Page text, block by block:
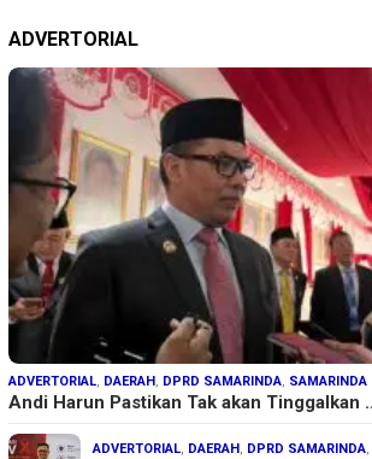
ADVERTORIAL
ADVERTORIAL, DAERAH , DPRD SAMARINDA, SAMARINDA
Andi Harun Pastikan Tak akan Tinggalkan
ADVERTORIAL, DAERAH , DPRD SAMARINDA,